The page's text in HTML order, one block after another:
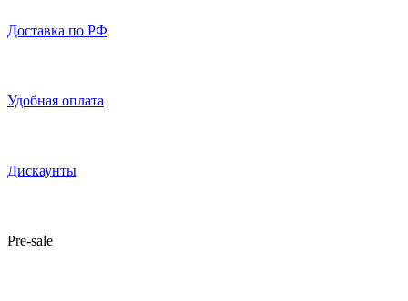
Доставка по РФ
Удобная оплата
Дискаунты
Pre-sale